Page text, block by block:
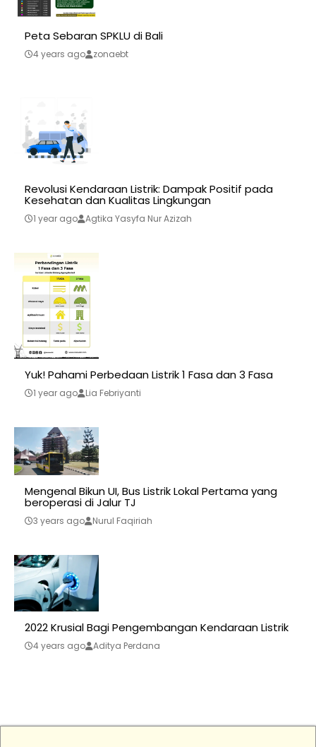
Peta Sebaran SPKLU di Bali
4 years ago zonaebt
Revolusi Kendaraan Listrik: Dampak Positif pada
Kesehatan dan Kualitas Lingkungan
1 year ago Agtika Yasyfa Nur Azizah
Yuk! Pahami Perbedaan Listrik 1 Fasa dan 3 Fasa
1 year ago Lia Febriyanti
Mengenal Bikun UI, Bus Listrik Lokal Pertama yang
beroperasi di Jalur TJ
3 years ago Nurul Faqiriah
2022 Krusial Bagi Pengembangan Kendaraan Listrik
4 years ago Aditya Perdana